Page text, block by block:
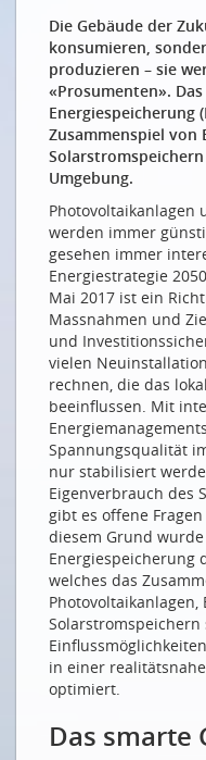
Prognosen sind
INTERVIEW
Auch digital
Même
humain
Der Zukunft auf der
Seiten
So könnte es sein:
THE NEXT BIG THING
The next big thing für
The next big thing für
The next big thing für
The next big thing für
ÜBER DIE ZUKUNFT
Das Davos der
Worldwebforum 2018
ZUKUNFT BRAUCHT
Energie-
Prosumenten als
«Powerstation»
NEUE MITGLIEDER
Die Gebäude der
konsumieren,
produzieren – sie
«Prosumenten».
Energiespeicherung
Zusammenspiel von
Umgebung.
Photovoltaikanlagen
werden immer
gesehen immer
Energiestrategie
Mai 2017 ist ein
Massnahmen und
und
vielen
rechnen, die das
beeinflussen. Mit
Spannungsqualität
nur stabilisiert
Eigenverbrauch des
gibt es offene
diesem Grund wurde
Energiespeicherung
welches das
Solarstromspeichern
in einer
optimiert.
Das smarte